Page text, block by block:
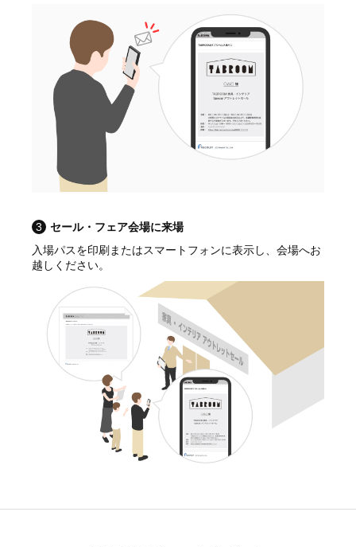
3
セール・フェア会場に来場
入場パスを印刷またはスマートフォンに表示し、会場へお
越しください。